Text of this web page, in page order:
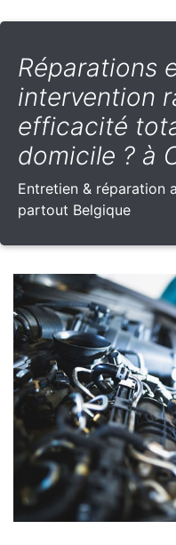
Réparations
intervention
efficacité
domicile ? à
Entretien & réparation
partout Belgique